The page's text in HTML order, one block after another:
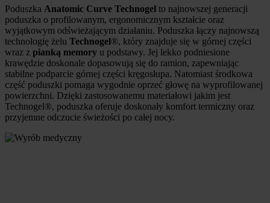
Poduszka Anatomic Curve Technogel to najnowszej generacji
poduszka o profilowanym, ergonomicznym kształcie oraz
wyjątkowym odświeżającym działaniu. Poduszka łączy najnowszą
technologię żelu Technogel®, który znajduje się w górnej części
wraz z pianką memory u podstawy. Jej lekko podniesione
krawędzie doskonale dopasowują się do ramion, zapewniając
stabilne podparcie górnej części kręgosłupa. Natomiast środkowa
część poduszki pomaga wygodnie oprzeć głowę na wyprofilowanej
powierzchni. Dzięki zastosowanemu materiałowi jakim jest
Technogel®, poduszka oferuje doskonały komfort termiczny oraz
przyjemne odczucie świeżości po całej nocy.